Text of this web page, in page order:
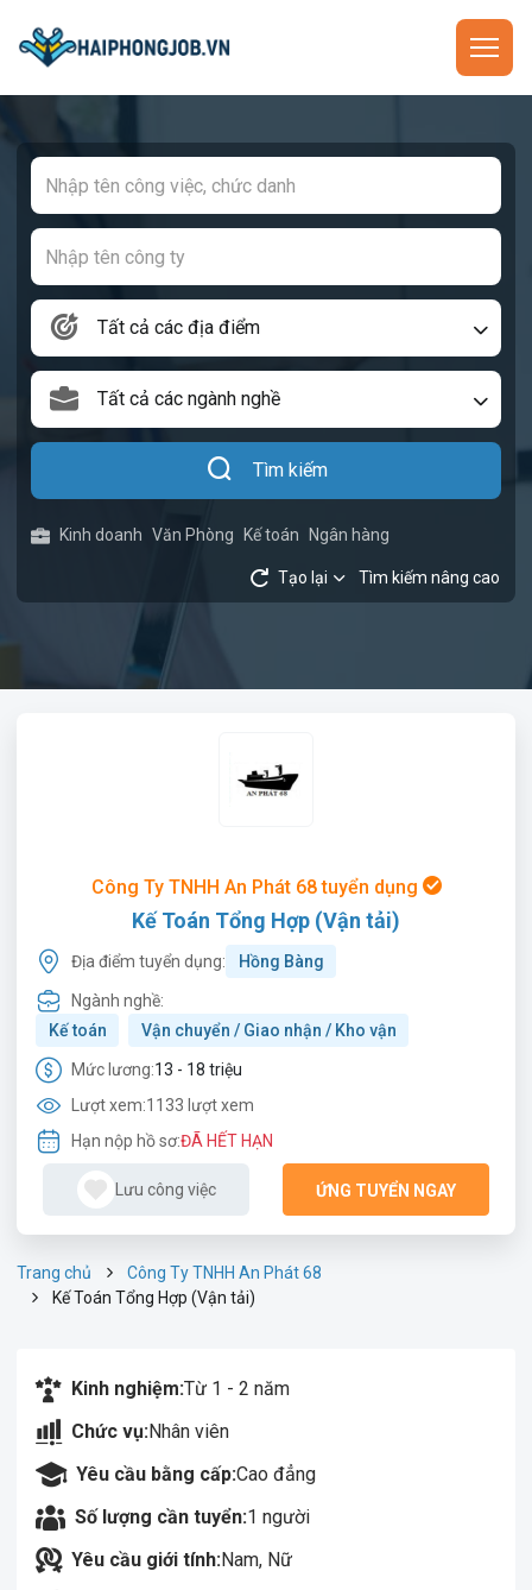
Tất cả các địa điểm
Tất cả các ngành nghề
Tìm kiếm
Kinh doanh Văn Phòng Kế toán Ngân hàng
Tạo lại Tìm kiếm nâng cao
Công Ty TNHH An Phát 68 tuyển dụng
Kế Toán Tổng Hợp (Vận tải)
Địa điểm tuyển dụng: Hồng Bàng
Ngành nghề:
Kế toán
Vận chuyển / Giao nhận / Kho vận
Mức lương:13 - 18 triệu
Lượt xem:1133 lượt xem
Hạn nộp hồ sơ:ĐÃ HẾT HẠN
Lưu công việc ỨNG TUYỂN NGAY
Trang chủ
Công Ty TNHH An Phát 68
Kế Toán Tổng Hợp (Vận tải)
Kinh nghiệm:Từ 1 - 2 năm
Chức vụ:Nhân viên
Yêu cầu bằng cấp:Cao đẳng
Số lượng cần tuyển:1 người
Yêu cầu giới tính:Nam, Nữ